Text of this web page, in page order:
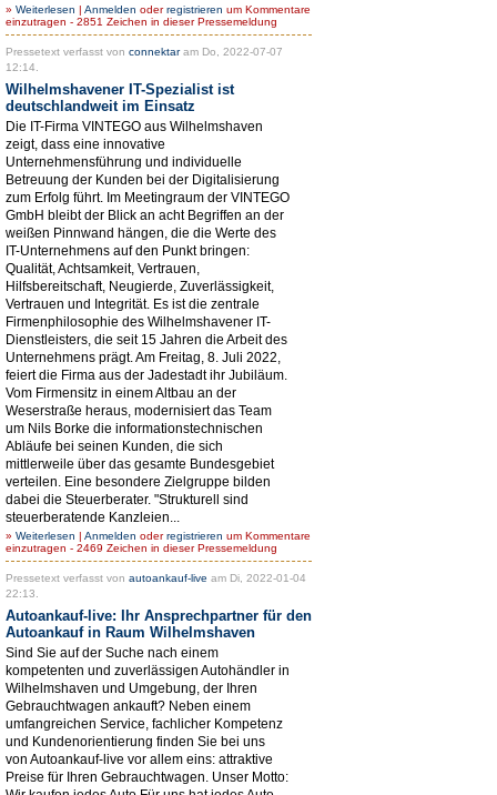
» Weiterlesen | Anmelden oderregistrieren um Kommentare
einzutragen - 2851 Zeichen in dieser Pressemeldung
Pressetext verfasst von connektaram Do, 2022-07-07
12:14.
Wilhelmshavener IT-Spezialist ist
deutschlandweit im Einsatz
Die IT-Firma VINTEGO aus Wilhelmshaven
zeigt, dass eine innovative
Unternehmensführung und individuelle
Betreuung der Kunden bei der Digitalisierung
zum Erfolg führt. Im Meetingraum der VINTEGO
GmbH bleibt der Blick an acht Begriffen an der
weißen Pinnwand hängen, die die Werte des
IT-Unternehmens auf den Punkt bringen:
Qualität, Achtsamkeit, Vertrauen,
Hilfsbereitschaft, Neugierde, Zuverlässigkeit,
Vertrauen und Integrität. Es ist die zentrale
Firmenphilosophie des Wilhelmshavener IT-
Dienstleisters, die seit 15 Jahren die Arbeit des
Unternehmens prägt. Am Freitag, 8. Juli 2022,
feiert die Firma aus der Jadestadt ihr Jubiläum.
Vom Firmensitz in einem Altbau an der
Weserstraße heraus, modernisiert das Team
um Nils Borke die informationstechnischen
Abläufe bei seinen Kunden, die sich
mittlerweile über das gesamte Bundesgebiet
verteilen. Eine besondere Zielgruppe bilden
dabei die Steuerberater. "Strukturell sind
steuerberatende Kanzleien...
» Weiterlesen | Anmelden oderregistrieren um Kommentare
einzutragen - 2469 Zeichen in dieser Pressemeldung
Pressetext verfasst von autoankauf-live am Di, 2022-01-04
22:13.
Autoankauf-live: Ihr Ansprechpartner für den
Autoankauf in Raum Wilhelmshaven
Sind Sie auf der Suche nach einem
kompetenten und zuverlässigen Autohändler in
Wilhelmshaven und Umgebung, der Ihren
Gebrauchtwagen ankauft? Neben einem
umfangreichen Service, fachlicher Kompetenz
und Kundenorientierung finden Sie bei uns
von Autoankauf-live vor allem eins: attraktive
Preise für Ihren Gebrauchtwagen. Unser Motto: